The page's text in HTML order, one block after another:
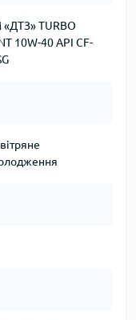
TURBO
10W-40 API CF-